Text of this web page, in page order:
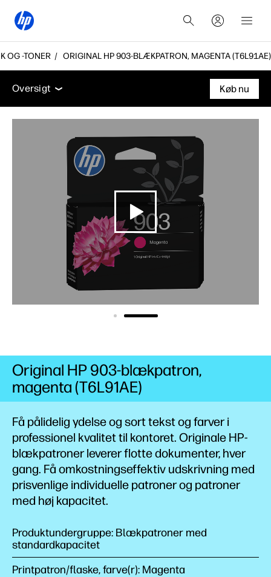
OG -TONER ORIGINAL HP 903-BLÆKPATRON, MAGENTA (T6L91AE)
Oversigt Funktioner
Support
Oversigt
Oversigt
Køb nu
Få pålidelig ydelse og sort tekst og farver i
professionel kvalitet til kontoret. Originale HP-
blækpatroner leverer flotte dokumenter, hver
gang. Få omkostningseffektiv udskrivning med
prisvenlige individuelle patroner og patroner
med høj kapacitet.
Produktundergruppe: Blækpatroner med
standardkapacitet
Printpatron/flaske, farve(r): Magenta
Original HP 903-blækpatron,
magenta (T6L91AE)